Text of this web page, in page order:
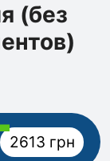
(без
2613 грн